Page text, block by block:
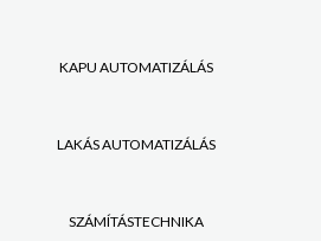
KAPU AUTOMATIZÁLÁS
LAKÁS AUTOMATIZÁLÁS
SZÁMÍTÁSTECHNIKA